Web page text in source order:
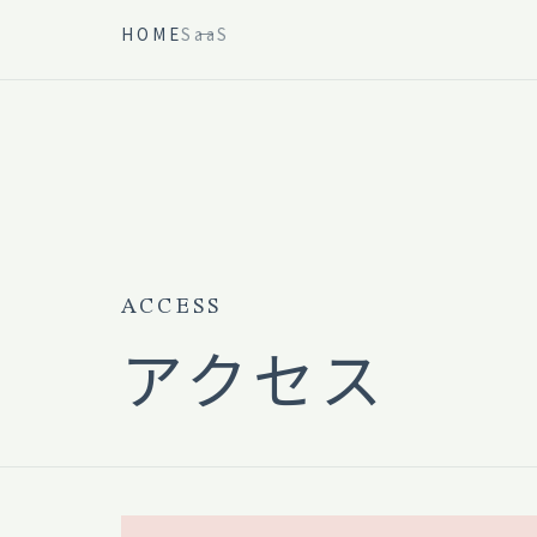
HOMESaaS
ACCESS
アクセス